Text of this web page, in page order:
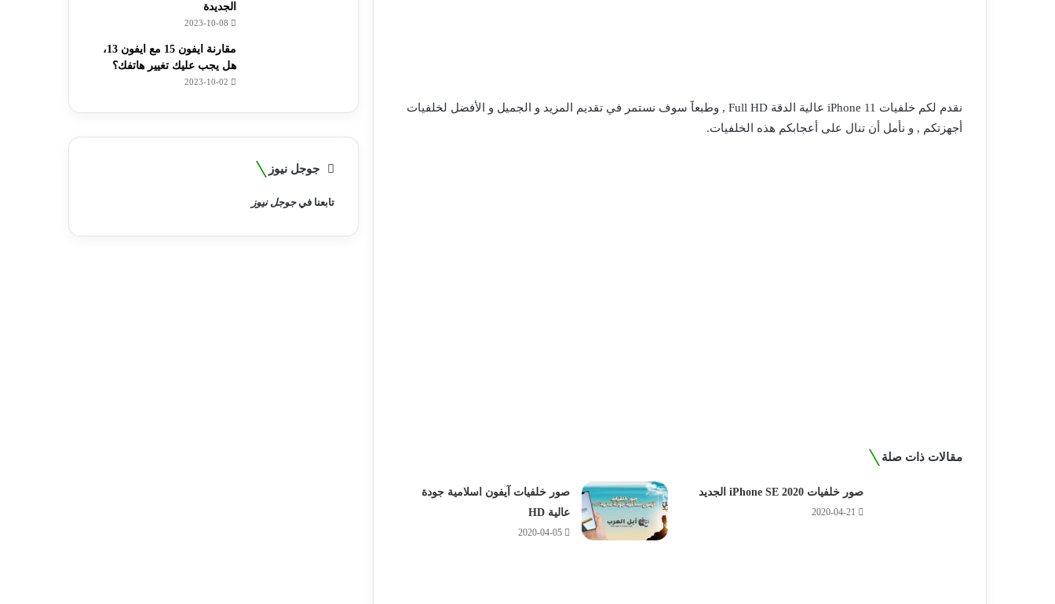
نقدم لكم خلفيات iPhone 11 عالية الدقة Full HD , وطبعاََ سوف نستمر في تقديم المزيد و الجميل و الأفضل لخلفيات
أجهزتكم , و نأمل أن تنال على أعجابكم هذه الخلفيات.
مقالات ذات صلة
صور خلفيات iPhone SE 2020 الجديد
2020-04-21
صور خلفيات آيفون اسلامية جودة
عالية HD
2020-04-05
الجديدة
2023-10-08
مقارنة ايفون 15 مع ايفون 13،
هل يجب عليك تغيير هاتفك؟
2023-10-02
جوجل نيوز
تابعنا فيجوجل نيوز